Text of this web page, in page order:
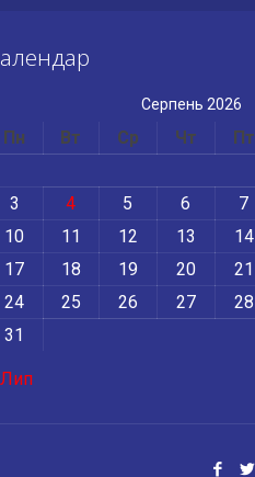
Серпень 2026
Пн Вт Ср Чт Пт
3
4 5 6 7
10
11 12 13 14
17
18 19 20 21
24
25 26 27 28
31